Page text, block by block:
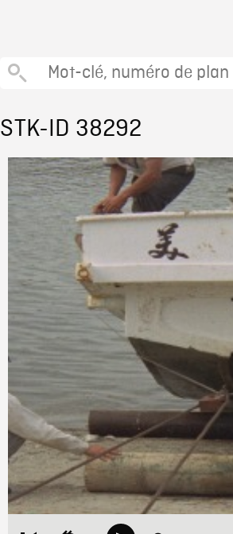
STK-ID 38292